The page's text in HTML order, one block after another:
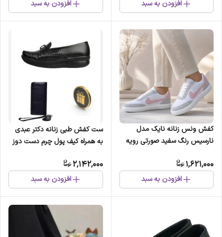
افزودن به سبد افزودن به سبد
کفش ونس زنانه نایک مدل
نارسیس رنگ سفید صورتی رویه
1,621,000
افزودن به سبد
ست کفش طبی زنانه دکتر عبدی
به همراه کیف پول چرم دست دوز
2,142,000
افزودن به سبد